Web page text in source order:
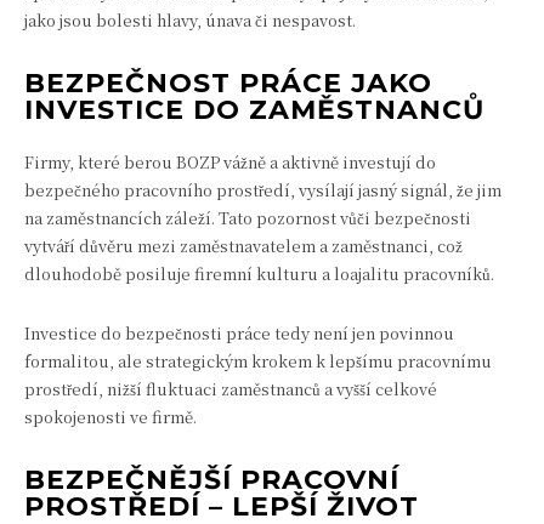
jako jsou bolesti hlavy, únava či nespavost.
BEZPEČNOST PRÁCE JAKO
INVESTICE DO ZAMĚSTNANCŮ
Firmy, které berou BOZP vážně a aktivně investují do
bezpečného pracovního prostředí, vysílají jasný signál, že jim
na zaměstnancích záleží. Tato pozornost vůči bezpečnosti
vytváří důvěru mezi zaměstnavatelem a zaměstnanci, což
dlouhodobě posiluje firemní kulturu a loajalitu pracovníků.
Investice do bezpečnosti práce tedy není jen povinnou
formalitou, ale strategickým krokem k lepšímu pracovnímu
prostředí, nižší fluktuaci zaměstnanců a vyšší celkové
spokojenosti ve firmě.
BEZPEČNĚJŠÍ PRACOVNÍ
PROSTŘEDÍ – LEPŠÍ ŽIVOT